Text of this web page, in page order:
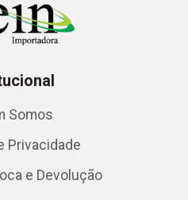
Somos
Privacidade
e Devolução